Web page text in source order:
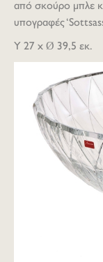
από σκούρο μπλε
υπογραφές
Υ 27 x Ø 39,5 εκ.